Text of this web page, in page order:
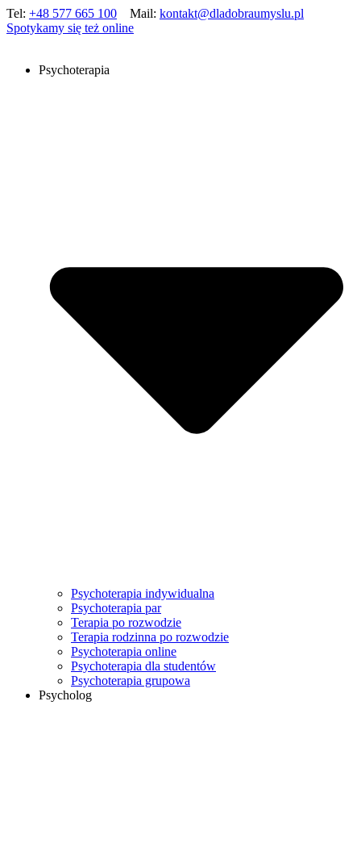
Tel: +48 577 665 100 Mail: kontakt@dladobraumyslu.pl
Spotykamy się też online
Psychoterapia
Psychoterapia indywidualna
Psychoterapia par
Terapia po rozwodzie
Terapia rodzinna po rozwodzie
Psychoterapia online
Psychoterapia dla studentów
Psychoterapia grupowa
Psycholog